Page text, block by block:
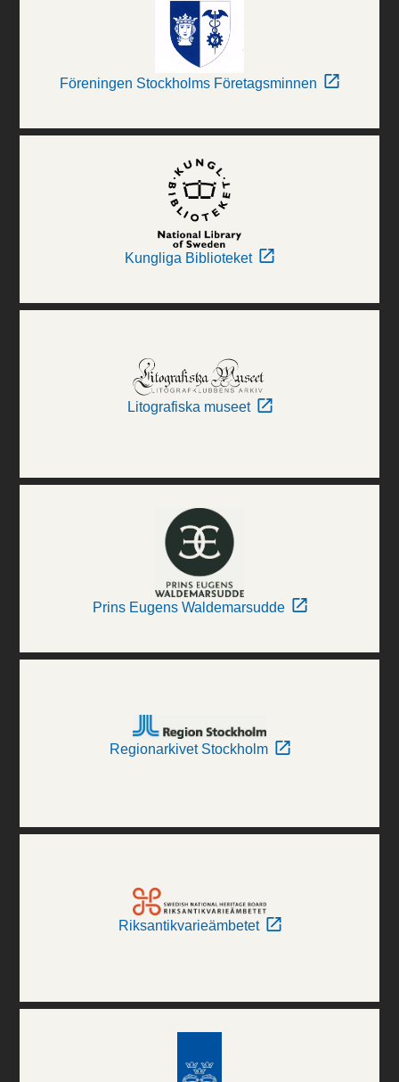
Föreningen Stockholms Företagsminnen
Kungliga Biblioteket
Litografiska museet
Prins Eugens Waldemarsudde
Regionarkivet Stockholm
Riksantikvarieämbetet